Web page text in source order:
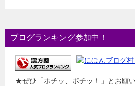
ブログランキング参加中！
★ぜひ「ポチッ、ポチッ！」とお願い